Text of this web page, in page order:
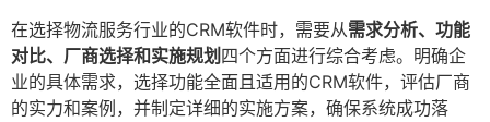
在选择物流服务行业的CRM软件时，需要从需求分析、功能
对比、厂商选择和实施规划 四个方面进行综合考虑。明确企
业的具体需求，选择功能全面且适用的CRM软件，评估厂商
的实力和案例，并制定详细的实施方案，确保系统成功落